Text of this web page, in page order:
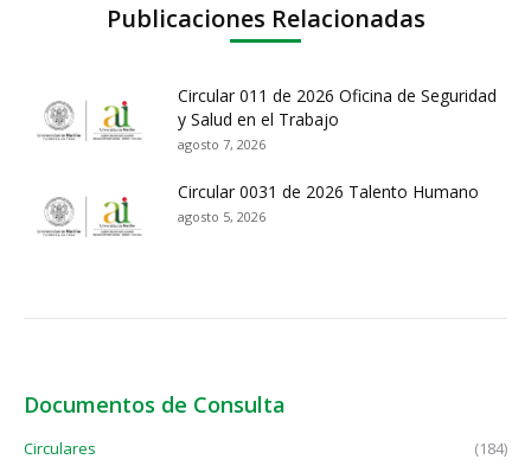
Publicaciones Relacionadas
Circular 011 de 2026 Oficina de Seguridad
y Salud en el Trabajo
agosto 7, 2026
Circular 0031 de 2026 Talento Humano
agosto 5, 2026
Documentos de Consulta
Circulares
(184)